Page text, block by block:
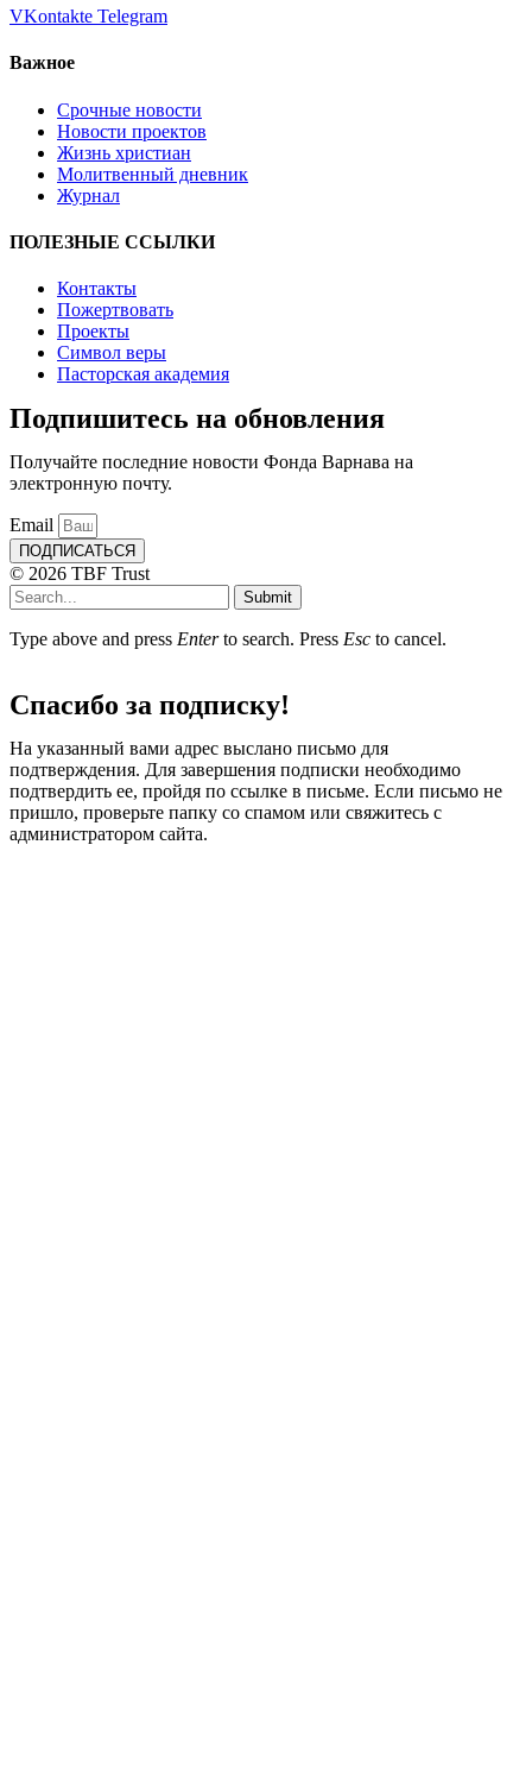
VKontakte Telegram
Важное
Срочные новости
Новости проектов
Жизнь христиан
Молитвенный дневник
Журнал
ПОЛЕЗНЫЕ ССЫЛКИ
Контакты
Пожертвовать
Проекты
Символ веры
Пасторская академия
Подпишитесь на обновления
Получайте последние новости Фонда Варнава на
электронную почту.
Email
ПОДПИСАТЬСЯ
© 2026 TBF Trust
Submit
Type above and press Enterto search. Press Esc to cancel.
Спасибо за подписку!
На указанный вами адрес выслано письмо для
подтверждения. Для завершения подписки необходимо
подтвердить ее, пройдя по ссылке в письме. Если письмо не
пришло, проверьте папку со спамом или свяжитесь с
администратором сайта.